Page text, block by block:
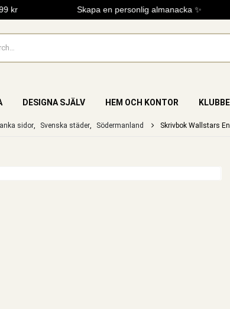
kr Skapa en personlig almanacka ✨
DESIGNA SJÄLV HEM OCH KONTOR
sidor, Svenska städer, Södermanland Skrivbok Wallstars